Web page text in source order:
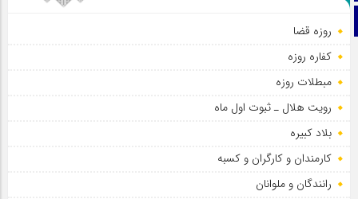
روزه قضا
کفاره روزه
مبطلات روزه
رویت هلال ـ ثبوت اول ماه
بلاد کبیره
کارمندان و کارگران و کسبه
رانندگان و ملوانان